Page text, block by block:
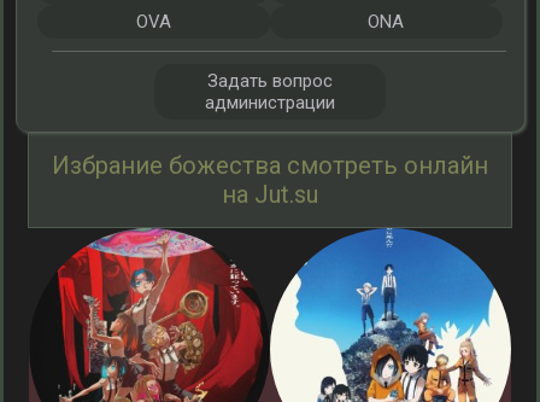
Избрание божества смотреть онлайн
на Jut.su
OVA
ONA
Задать вопрос
администрации